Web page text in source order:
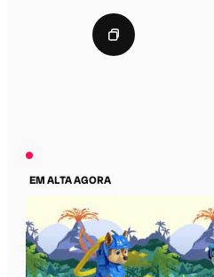
EM ALTA AGORA